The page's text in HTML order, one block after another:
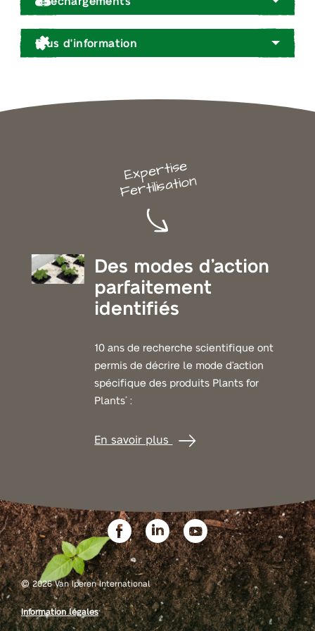
Plus d'information
Expertise
Fertilisation
Des modes d’action
parfaitement
identifiés
10 ans de recherche scientifique ont
permis de décrire le mode d’action
spécifique des produits Plants for
Plants® :
En savoir plus
©2026 Van Iperen International
Information légales